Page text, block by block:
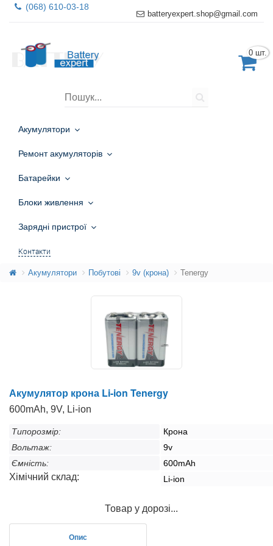
(068) 610-03-18
batteryexpert.shop@gmail.com
0 шт.
Акумулятори
Ремонт акумуляторів
Батарейки
Блоки живлення
Зарядні пристрої
Контакти
Акумулятори Побутові 9v (крона) Tenergy
Акумулятор крона Li-ion Tenergy
600mAh, 9V, Li-ion
Типорозмір:
Крона
Вольтаж:
9v
Ємність:
600mAh
Хімічний склад: Li-ion
Товар у дорозі...
Опис